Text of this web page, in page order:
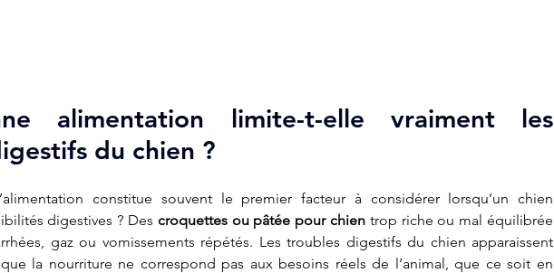
alimentation limite-t-elle vraiment les
du chien ?
constitue souvent le premier facteur à considérer lorsqu’un chien
digestives ? Des croquettes ou pâtée pour chien trop riche ou mal équilibrée
gaz ou vomissements répétés. Les troubles digestifs du chien apparaissent
la nourriture ne correspond pas aux besoins réels de l’animal, que ce soit en